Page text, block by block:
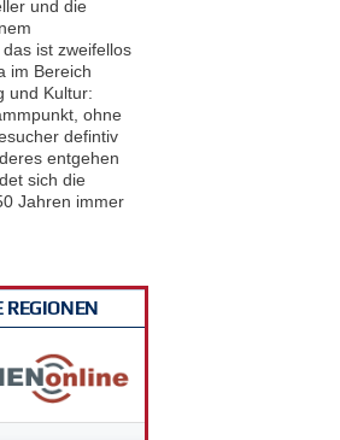
und die
ist zweifellos
im Bereich
und Kultur:
ohne
defintiv
entgehen
sich die
Jahren immer
REGIONEN